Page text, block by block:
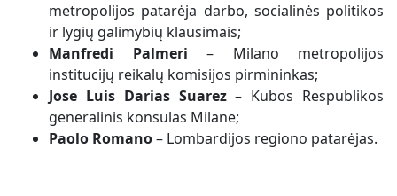
metropolijos patarėja darbo, socialinės politikos
ir lygių galimybių klausimais;
Manfredi Palmeri
– Milano metropolijos
institucijų reikalų komisijos pirmininkas;
Jose Luis Darias Suarez – Kubos Respublikos
generalinis konsulas Milane;
Paolo Romano– Lombardijos regiono patarėjas.